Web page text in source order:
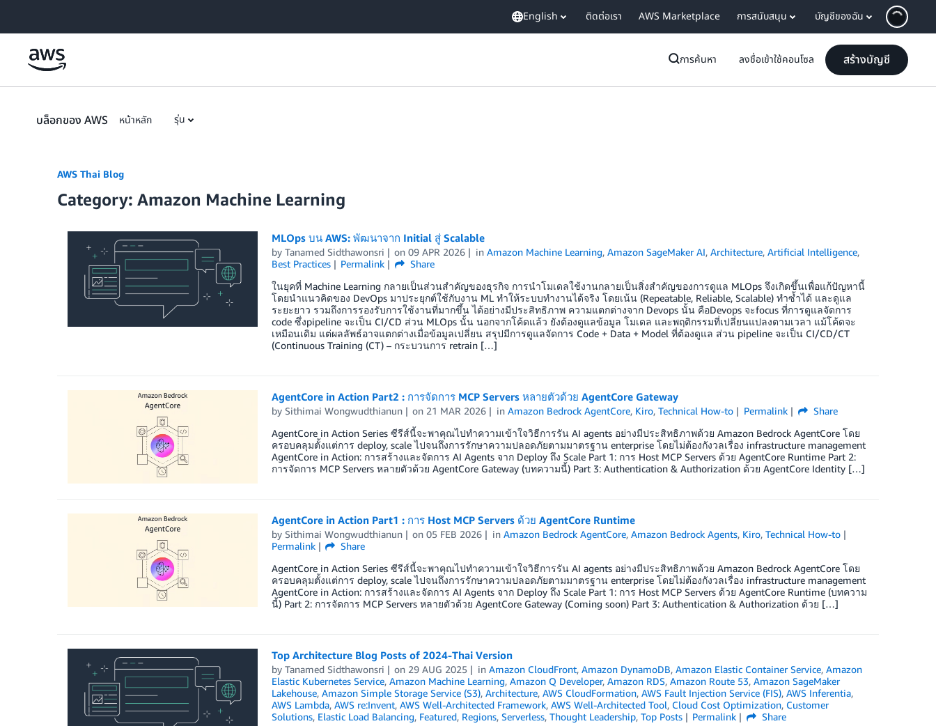
English ติดต่อเรา AWS Marketplace การสนับสนุน บัญชีของฉัน
การค้นหา ลงชื่อเข้าใช้คอนโซล สร้างบัญชี
บล็อกของ AWS หน้าหลัก รุ่น
AWS Thai Blog
Category: Amazon Machine Learning
MLOps บน AWS: พัฒนาจาก Initial สู่ Scalable
by Tanamed Sidthawonsri on09 APR 2026 inAmazon Machine Learning,Amazon SageMaker AI,Architecture,Artificial Intelligence,
Best Practices
Permalink
Share
ในยุคที่ Machine Learning กลายเป็นส่วนสำคัญของธุรกิจ การนำโมเดลใช้งานกลายเป็นสิ่งสำคัญของการดูแล MLOps จึงเกิดขึ้นเพื่อแก้ปัญหานี้
โดยนำแนวคิดของ DevOps มาประยุกต์ใช้กับงาน ML ทำให้ระบบทำงานได้จริง โดยเน้น (Repeatable, Reliable, Scalable) ทำซ้ำได้ และดูแล
ระยะยาว รวมถึงการรองรับการใช้งานที่มากขึ้น ได้อย่างมีประสิทธิภาพ ความแตกต่างจาก Devops นั้น คือDevops จะfocus ที่การดูแลจัดการ
code ซึ่งpipeline จะเป็น CI/CD ส่วน MLOps นั้น นอกจากโค้ดแล้ว ยังต้องดูแลข้อมูล โมเดล และพฤติกรรมที่เปลี่ยนแปลงตามเวลา แม้โค้ดจะ
เหมือนเดิม แต่ผลลัพธ์อาจแตกต่างเมื่อข้อมูลเปลี่ยน สรุปมีการดูแลจัดการ Code + Data + Model ที่ต้องดูแล ส่วน pipeline จะเป็น CI/CD/CT
(Continuous Training (CT) – กระบวนการ retrain […]
AgentCore in Action Part2 : การจัดการ MCP Servers หลายตัวด้วย AgentCore Gateway
by Sithimai Wongwudthianun on 21 MAR 2026 inAmazon Bedrock AgentCore, Kiro,Technical How-to Permalink
Share
AgentCore in Action Series ซีรีส์นี้จะพาคุณไปทำความเข้าใจวิธีการรัน AI agents อย่างมีประสิทธิภาพด้วย Amazon Bedrock AgentCore โดย
ครอบคลุมตั้งแต่การ deploy, scale ไปจนถึงการรักษาความปลอดภัยตามมาตรฐาน enterprise โดยไม่ต้องกังวลเรื่อง infrastructure management
AgentCore in Action: การสร้างและจัดการ AI Agents จาก Deploy ถึง Scale Part 1: การ Host MCP Servers ด้วย AgentCore Runtime Part 2:
การจัดการ MCP Servers หลายตัวด้วย AgentCore Gateway (บทความนี้) Part 3: Authentication & Authorization ด้วย AgentCore Identity […]
AgentCore in Action Part1 : การ Host MCP Servers ด้วย AgentCore Runtime
by Sithimai Wongwudthianun on05 FEB 2026 inAmazon Bedrock AgentCore,Amazon Bedrock Agents, Kiro,Technical How-to
Permalink
Share
AgentCore in Action Series ซีรีส์นี้จะพาคุณไปทำความเข้าใจวิธีการรัน AI agents อย่างมีประสิทธิภาพด้วย Amazon Bedrock AgentCore โดย
ครอบคลุมตั้งแต่การ deploy, scale ไปจนถึงการรักษาความปลอดภัยตามมาตรฐาน enterprise โดยไม่ต้องกังวลเรื่อง infrastructure management
AgentCore in Action: การสร้างและจัดการ AI Agents จาก Deploy ถึง Scale Part 1: การ Host MCP Servers ด้วย AgentCore Runtime (บทความ
นี้) Part 2: การจัดการ MCP Servers หลายตัวด้วย AgentCore Gateway (Coming soon) Part 3: Authentication & Authorization ด้วย […]
Top Architecture Blog Posts of 2024-Thai Version
by Tanamed Sidthawonsri on 29 AUG 2025 inAmazon CloudFront,Amazon DynamoDB,Amazon Elastic Container Service,Amazon
Elastic Kubernetes Service, Amazon Machine Learning, Amazon Q Developer, Amazon RDS, Amazon Route 53, Amazon SageMaker
Lakehouse, Amazon Simple Storage Service (S3), Architecture, AWS CloudFormation, AWS Fault Injection Service (FIS), AWS Inferentia,
AWS Lambda, AWS re:Invent, AWS Well-Architected Framework, AWS Well-Architected Tool, Cloud Cost Optimization, Customer
Solutions, Elastic Load Balancing, Featured, Regions, Serverless, Thought Leadership, Top Posts Permalink
Share